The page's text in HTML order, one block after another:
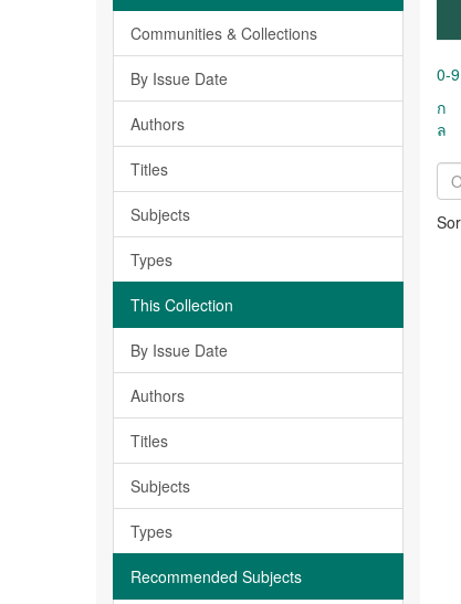
Communities & Collections
By Issue Date
Authors
Titles
Subjects
Types
This Collection
By Issue Date
Authors
Titles
Subjects
Types
Recommended Subjects
0-9
ก
ล